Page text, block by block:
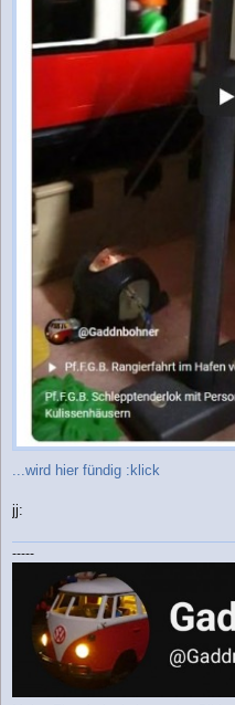
...wird hier fündig :klick
jj:
-----